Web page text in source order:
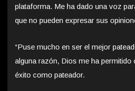
plataforma. Me ha dado una voz
que no pueden expresar sus
“Puse mucho en ser el mejor
alguna razón, Dios me ha permitido
éxito como pateador.